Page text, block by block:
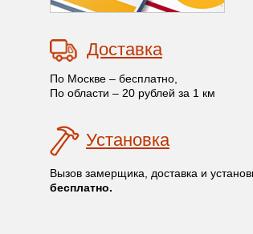
Доставка
По Москве – бесплатно,
По области – 20 рублей за 1 км
Установка
Вызов замерщика, доставка и
бесплатно.